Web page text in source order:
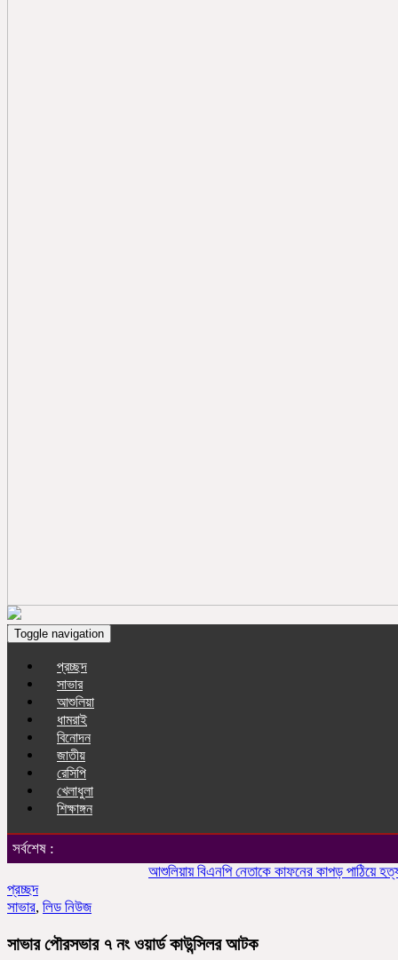
Toggle navigation
প্রচ্ছদ
সাভার
আশুলিয়া
ধামরাই
বিনোদন
জাতীয়
রেসিপি
খেলাধুলা
শিক্ষাঙ্গন
সর্বশেষ :
আশুলিয়ায় বিএনপি নেতাকে কাফনের কাপড় পাঠিয়ে হত্যার
প্রচ্ছদ
সাভার, লিড নিউজ
সাভার পৌরসভার ৭ নং ওয়ার্ড কাউন্সিলর আটক